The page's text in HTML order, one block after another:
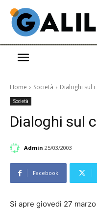
Home Società Dialoghi sul
Società
Dialoghi sul
Admin 25/03/2003
Facebook
Si apre giovedì 27